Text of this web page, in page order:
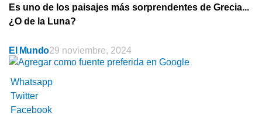
Es uno de los paisajes más sorprendentes de Grecia...
¿O de la Luna?
El Mundo29 noviembre, 2024
Whatsapp
Twitter
Facebook